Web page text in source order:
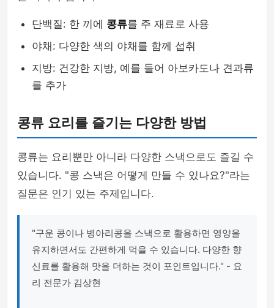
단백질: 한 끼에 콩류를 주 재료로 사용
야채: 다양한 색의 야채를 함께 섭취
지방: 건강한 지방, 예를 들어 아보카도나 견과류
를 추가
콩류 요리를 즐기는 다양한 방법
콩류는 요리뿐만 아니라 다양한 스낵으로도 즐길 수
있습니다. "콩 스낵은 어떻게 만들 수 있나요?"라는
질문은 인기 있는 주제입니다.
"구운 콩이나 병아리콩을 스낵으로 활용하면 영양을
유지하면서도 간편하게 먹을 수 있습니다. 다양한 향
신료를 활용해 맛을 더하는 것이 포인트입니다." - 요
리 전문가 김상현